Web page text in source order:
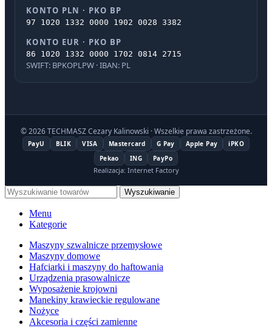
KONTO PLN · PKO BP
97 1020 1332 0000 1902 0028 3382
KONTO EUR · PKO BP
86 1020 1332 0000 1702 0814 2715
SWIFT: BPKOPLPW · IBAN: PL
© 2026 TECHMASZ Cezary Kalinowski · Wszelkie prawa zastrzeżone.
PayU BLIK VISA Mastercard G Pay Apple Pay
iPKO
Pekao
ING PayPo
Realizacja: Internet Factory
Wyszukiwanie
Menu
Kategorie
Maszyny szwalnicze przemysłowe
Maszyny domowe
Hafciarki i maszyny do haftowania
Urządzenia prasowalnicze
Wyposażenie krojowni
Manekiny krawieckie regulowane
Nożyce
Akcesoria i części zamienne